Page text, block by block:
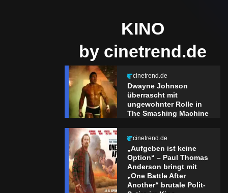
KINO
by cinetrend.de
cinetrend.de
Dwayne Johnson
überrascht mit
ungewohnter Rolle in
The Smashing Machine
cinetrend.de
„Aufgeben ist keine
Option“ – Paul Thomas
Anderson bringt mit
„One Battle After
Another“ brutale Polit-